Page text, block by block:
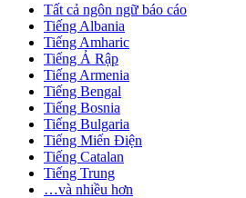
Tất cả ngôn ngữ báo cáo
Tiếng Albania
Tiếng Amharic
Tiếng Ả Rập
Tiếng Armenia
Tiếng Bengal
Tiếng Bosnia
Tiếng Bulgaria
Tiếng Miến Điện
Tiếng Catalan
Tiếng Trung
…và nhiều hơn